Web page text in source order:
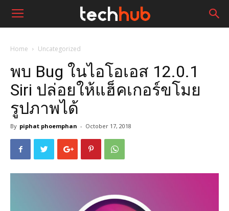
Home Uncategorized
พบ Bug ในไอโอเอส 12.0.1
Siri ปล่อยให้แฮ็คเกอร์ขโมย
รูปภาพได้
By piphat phoemphan - October 17, 2018